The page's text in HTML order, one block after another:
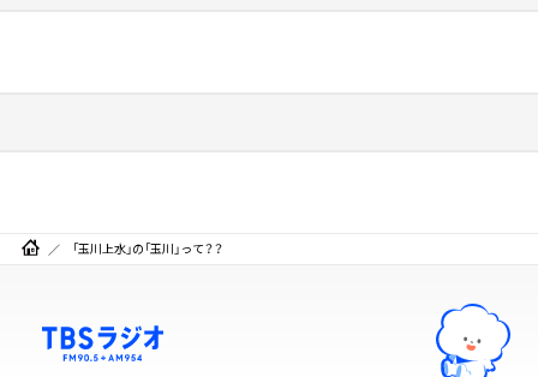
「玉川上水」の「玉川」って？？